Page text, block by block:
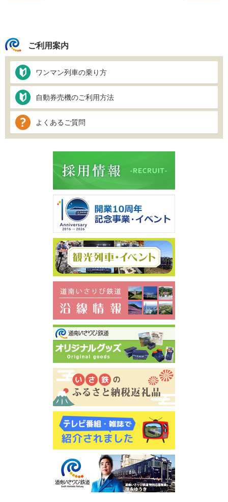
ご利用案内
ワンマン列車の乗り方
自動券売機のご利用方法
よくあるご質問